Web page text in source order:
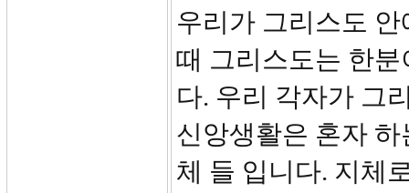
우리가 그리스도
때 그리스도는 한
다. 우리 각자가 그
신앙생활은 혼자
체 들 입니다. 지체